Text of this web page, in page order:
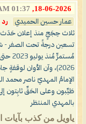
18-06-2026,
01:37 AM
عمار حسين الحميدي
ثلاث حِجَجٍ منذ إعلان حَدَث
تسعين درجةً تحت الصفر -
2026)، وآن الأوان
الإمامُ المهديّ ناصر محمد
طَيِّبون وعلى الحَقِّ ثابِتون
بالمهدي المنتظر
ياويل من كذب